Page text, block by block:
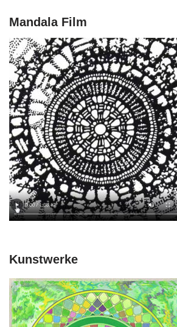
Mandala Film
Kunstwerke